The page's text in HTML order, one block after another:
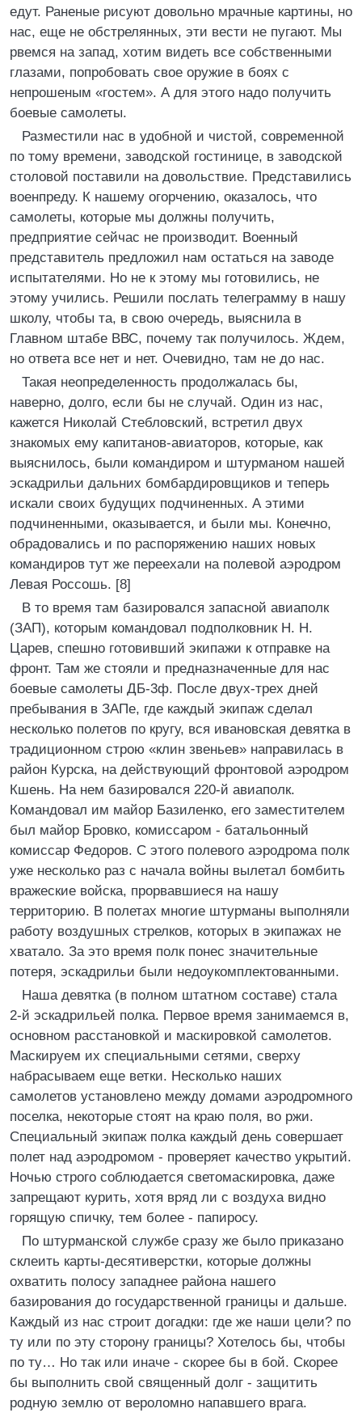
едут. Раненые рисуют довольно мрачные картины, но
нас, еще не обстрелянных, эти вести не пугают. Мы
рвемся на запад, хотим видеть все собственными
глазами, попробовать свое оружие в боях с
непрошеным «гостем». А для этого надо получить
боевые самолеты.
Разместили нас в удобной и чистой, современной
по тому времени, заводской гостинице, в заводской
столовой поставили на довольствие. Представились
военпреду. К нашему огорчению, оказалось, что
самолеты, которые мы должны получить,
предприятие сейчас не производит. Военный
представитель предложил нам остаться на заводе
испытателями. Но не к этому мы готовились, не
этому учились. Решили послать телеграмму в нашу
школу, чтобы та, в свою очередь, выяснила в
Главном штабе ВВС, почему так получилось. Ждем,
но ответа все нет и нет. Очевидно, там не до нас.
Такая неопределенность продолжалась бы,
наверно, долго, если бы не случай. Один из нас,
кажется Николай Стебловский, встретил двух
знакомых ему капитанов-авиаторов, которые, как
выяснилось, были командиром и штурманом нашей
эскадрильи дальних бомбардировщиков и теперь
искали своих будущих подчиненных. А этими
подчиненными, оказывается, и были мы. Конечно,
обрадовались и по распоряжению наших новых
командиров тут же переехали на полевой аэродром
Левая Россошь. [8]
В то время там базировался запасной авиаполк
(ЗАП), которым командовал подполковник Н. Н.
Царев, спешно готовивший экипажи к отправке на
фронт. Там же стояли и предназначенные для нас
боевые самолеты ДБ-3ф. После двух-трех дней
пребывания в ЗАПе, где каждый экипаж сделал
несколько полетов по кругу, вся ивановская девятка в
традиционном строю «клин звеньев» направилась в
район Курска, на действующий фронтовой аэродром
Кшень. На нем базировался 220-й авиаполк.
Командовал им майор Базиленко, его заместителем
был майор Бровко, комиссаром - батальонный
комиссар Федоров. С этого полевого аэродрома полк
уже несколько раз с начала войны вылетал бомбить
вражеские войска, прорвавшиеся на нашу
территорию. В полетах многие штурманы выполняли
работу воздушных стрелков, которых в экипажах не
хватало. За это время полк понес значительные
потеря, эскадрильи были недоукомплектованными.
Наша девятка (в полном штатном составе) стала
2-й эскадрильей полка. Первое время занимаемся в,
основном расстановкой и маскировкой самолетов.
Маскируем их специальными сетями, сверху
набрасываем еще ветки. Несколько наших
самолетов установлено между домами аэродромного
поселка, некоторые стоят на краю поля, во ржи.
Специальный экипаж полка каждый день совершает
полет над аэродромом - проверяет качество укрытий.
Ночью строго соблюдается светомаскировка, даже
запрещают курить, хотя вряд ли с воздуха видно
горящую спичку, тем более - папиросу.
По штурманской службе сразу же было приказано
склеить карты-десятиверстки, которые должны
охватить полосу западнее района нашего
базирования до государственной границы и дальше.
Каждый из нас строит догадки: где же наши цели? по
ту или по эту сторону границы? Хотелось бы, чтобы
по ту… Но так или иначе - скорее бы в бой. Скорее
бы выполнить свой священный долг - защитить
родную землю от вероломно напавшего врага.